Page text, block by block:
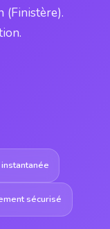
sécurisé